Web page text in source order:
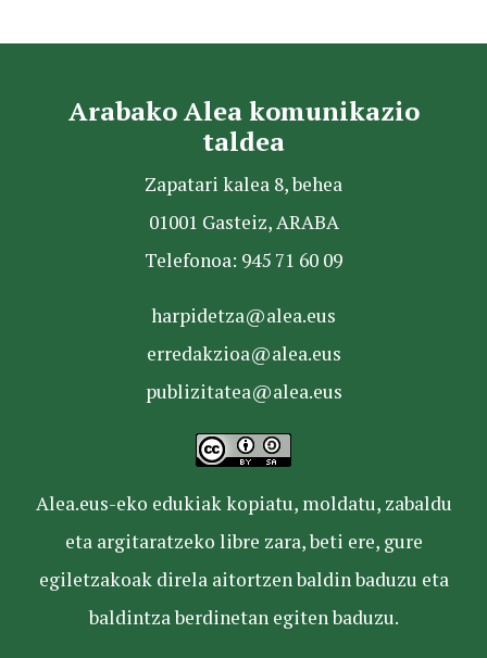
Arabako Alea komunikazio
taldea
Zapatari kalea 8, behea
01001 Gasteiz, ARABA
Telefonoa: 945 71 60 09
harpidetza@alea.eus
erredakzioa@alea.eus
publizitatea@alea.eus
Alea.eus-eko edukiak kopiatu, moldatu, zabaldu
eta argitaratzeko libre zara, beti ere, gure
egiletzakoak direla aitortzen baldin baduzu eta
baldintza berdinetan egiten baduzu.